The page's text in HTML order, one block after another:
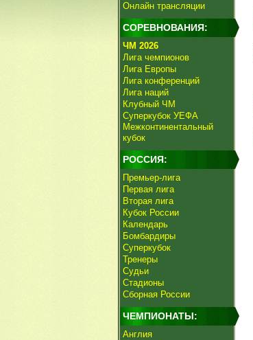
Онлайн трансляции
СОРЕВНОВАНИЯ:
ЧМ 2026
Лига чемпионов
Лига Европы
Лига конференций
Лига наций
Клубный ЧМ
Суперкубок УЕФА
Межконтинентальный
кубок
РОССИЯ:
Премьер-лига
Первая лига
Вторая лига
Кубок России
Календарь
Бомбардиры
Суперкубок
Тренеры
Судьи
Стадионы
Сборная России
ЧЕМПИОНАТЫ:
Англия